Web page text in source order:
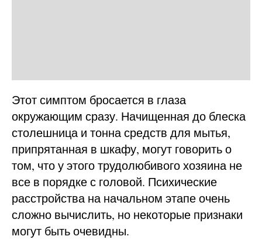
Этот симптом бросается в глаза
окружающим сразу. Начищенная до блеска
столешница и тонна средств для мытья,
припрятанная в шкафу, могут говорить о
том, что у этого трудолюбивого хозяина не
все в порядке с головой. Психические
расстройства на начальном этапе очень
сложно вычислить, но некоторые признаки
могут быть очевидны.